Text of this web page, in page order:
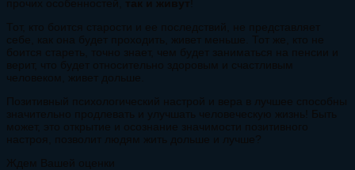
прочих особенностей,
так и живут
Тот, кто боится старости и ее последствий, не представляет
себе, как она будет проходить, живет меньше. Тот же, кто не
боится стареть, точно знает, чем будет заниматься на пенсии и
верит, что будет относительно здоровым и счастливым
человеком, живет дольше.
Позитивный психологический настрой и вера в лучшее способны
значительно продлевать и улучшать человеческую жизнь! Быть
может, это открытие и осознание значимости позитивного
настроя, позволит людям жить дольше и лучше?
Ждем Вашей оценки